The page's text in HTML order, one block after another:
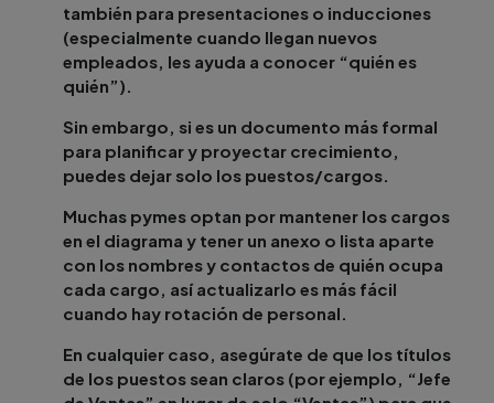
también para presentaciones o inducciones
(especialmente cuando llegan nuevos
empleados, les ayuda a conocer “quién es
quién”).
Sin embargo, si es un documento más formal
para planificar y proyectar crecimiento,
puedes dejar solo los puestos/cargos.
Muchas pymes optan por mantener los cargos
en el diagrama y tener un anexo o lista aparte
con los nombres y contactos de quién ocupa
cada cargo, así actualizarlo es más fácil
cuando hay rotación de personal.
En cualquier caso, asegúrate de que los títulos
de los puestos sean claros (por ejemplo, “Jefe